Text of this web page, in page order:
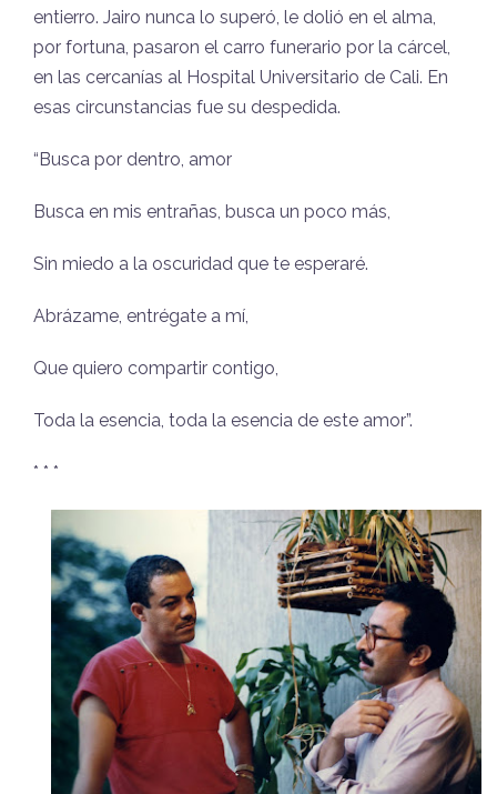
entierro. Jairo nunca lo superó, le dolió en el alma,
por fortuna, pasaron el carro funerario por la cárcel,
en las cercanías al Hospital Universitario de Cali. En
esas circunstancias fue su despedida.
“Busca por dentro, amor
Busca en mis entrañas, busca un poco más,
Sin miedo a la oscuridad que te esperaré.
Abrázame, entrégate a mí,
Que quiero compartir contigo,
Toda la esencia, toda la esencia de este amor”.
* * *